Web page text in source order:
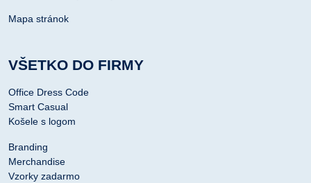
Mapa stránok
VŠETKO DO FIRMY
Office Dress Code
Smart Casual
Košele s logom
Branding
Merchandise
Vzorky zadarmo